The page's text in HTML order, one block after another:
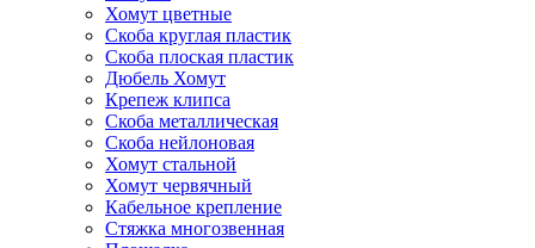
Хомут цветные
Скоба круглая пластик
Скоба плоская пластик
Дюбель Хомут
Крепеж клипса
Скоба металлическая
Скоба нейлоновая
Хомут стальной
Хомут червячный
Кабельное крепление
Стяжка многозвенная